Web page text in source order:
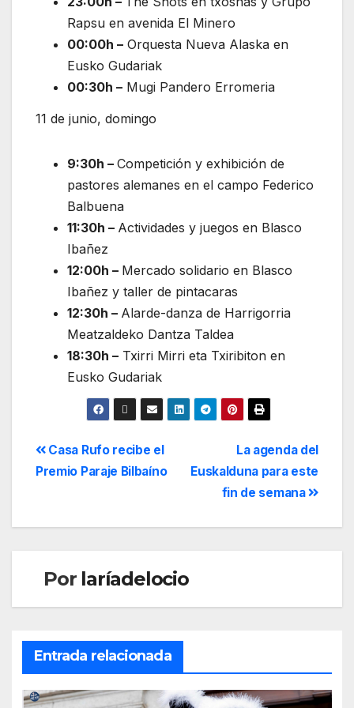
Rapsu en avenida El Minero
00:00h – Orquesta Nueva Alaska en
Eusko Gudariak
00:30h – Mugi Pandero Erromeria
11 de junio, domingo
9:30h – Competición y exhibición de
pastores alemanes en el campo Federico
Balbuena
11:30h – Actividades y juegos en Blasco
Ibañez
12:00h – Mercado solidario en Blasco
Ibañez y taller de pintacaras
12:30h – Alarde-danza de Harrigorria
Meatzaldeko Dantza Taldea
18:30h – Txirri Mirri eta Txiribiton en
Eusko Gudariak
La agenda del
Euskalduna para este
fin de semana
Casa Rufo recibe el
Premio Paraje Bilbaíno
Por laríadelocio
Entrada relacionada